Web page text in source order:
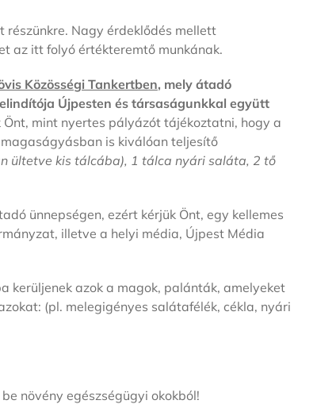
részünkre. Nagy érdeklődés mellett
az itt folyó értékteremtő munkának.
Közösségi Tankertben, mely átadó
Újpesten és társaságunkkal együtt
mint nyertes pályázót tájékoztatni, hogy a
is kiválóan teljesítő
ültetve kis tálcába), 1 tálca nyári saláta, 2 tő
ünnepségen, ezért kérjük Önt, egy kellemes
illetve a helyi média, Újpest Média
kerüljenek azok a magok, palánták, amelyeket
(pl. melegigényes salátafélék, cékla, nyári
növény egészségügyi okokból!